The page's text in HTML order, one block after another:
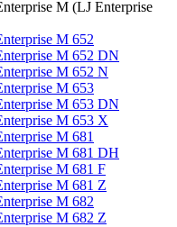
M (LJ Enterprise
M 652
M 652 DN
M 652 N
M 653
M 653 DN
M 653 X
M 681
M 681 DH
M 681 F
M 681 Z
M 682
M 682 Z